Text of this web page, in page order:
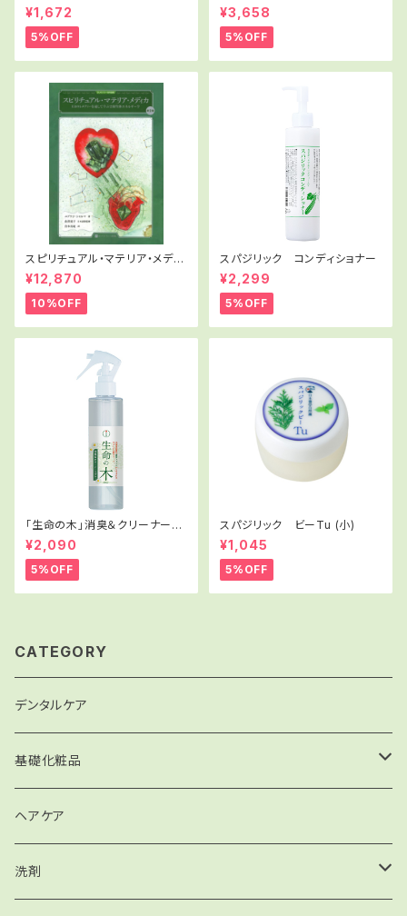
¥1,672
5%OFF
花 化粧水200mL
¥3,658
5%OFF
スピリチュアル・マテリア・メディ
カ 第2巻 日本語版単品
¥12,870
10%OFF
スパジリック コンディショナー
¥2,299
5%OFF
「生命の木」消臭＆クリーナース
プレー
¥2,090
5%OFF
スパジリック ビーTu (小)
¥1,045
5%OFF
CATEGORY
デンタルケア
基礎化粧品
化粧水・乳液
ジェル
ヘアケア
洗剤